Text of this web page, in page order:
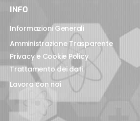
INFO
Informazioni Generali
Amministrazione Trasparente
Privacy e Cookie Policy
Trattamento dei dati
Lavora con noi